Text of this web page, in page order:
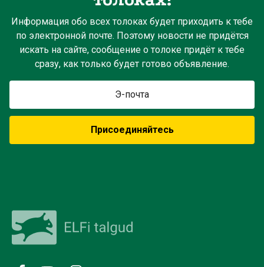
Информация обо всех толоках будет приходить к тебе
по электронной почте. Поэтому новости не придётся
искать на сайте, сообщение о толоке придёт к тебе
сразу, как только будет готово объявление.